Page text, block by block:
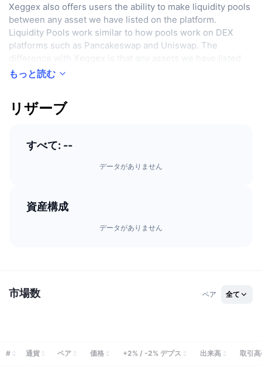
新着
クリプト
政治
テック
ビットコインETF
イーサリアムETF
テクニカル分析
RSI
x402
ニュース
アカデミー
リサーチ
ビデオ一覧
エアドロップ
ダイヤモンド・リワード
カレンダー
イベントカレンダー
Xeggex also offers users the ability to make liquidity pools
between any asset we have listed on the platform.
Liquidity Pools work similar to how pools work on DEX
platforms such as Pancakeswap and Uniswap. The
difference with Xeggex is that any assets we have listed
can be paired together without having to wrap any assets
fee, the cost of these actions are zero. Xeggex also offers
profit. Xeggex supports many different types of
blockchains and tokenized assets and we continues to add
もっと読む
リザーブ
すべて: --
データがありません
資産構成
データがありません
市場数 ペア 全て
# 通貨 ペア 価格 +2% / -2% デプス 出来高 取引